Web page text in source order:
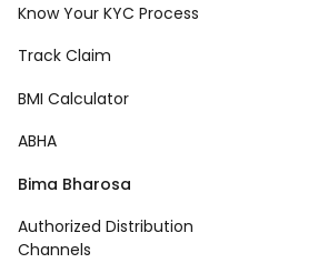
Know Your KYC Process
Track Claim
BMI Calculator
ABHA
Bima Bharosa
Authorized Distribution
Channels